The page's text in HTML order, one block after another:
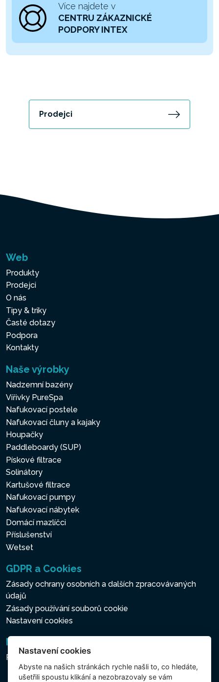
Více najdete v
CENTRU ZÁKAZNICKÉ
PODPORY INTEX
Prodejci
Web
Produkty
Prodejci
O nás
Tipy & triky
Časté dotazy
Podpora
Kontakty
Naše výrobky
Nadzemní bazény
Vířivky PureSpa
Nafukovací postele
Nafukovací čluny a kajaky
Houpačky
Paddleboardy (SUP)
Pískové filtrace
Solinátory
Kartušové filtrace
Nafukovací pumpy
Nafukovací nábytek
Domácí mazlíčci
Příslušenství
Wetset
GDPR a Cookies
Zásady ochrany osobních a dalších zpracovávaných
údajů
Zásady používání souborů cookie
Nastavení cookies
Newsletter
Přihlášení k odběru novinek
Nastavení cookies
Abyste na našich stránkách rychle našli to, co hledáte,
ušetřili spoustu klikání a nezobrazovaly se vám